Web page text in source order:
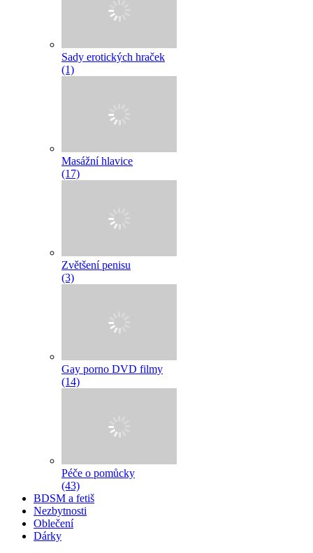
Sady erotických hraček
(1)
Masážní hlavice
(17)
Zvětšení penisu
(3)
Gay porno DVD filmy
(14)
Péče o pomůcky
(43)
BDSM a fetiš
Nezbytnosti
Oblečení
Dárky